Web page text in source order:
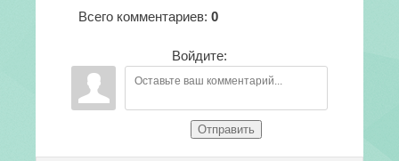
Всего комментариев: 0
Войдите:
Отправить